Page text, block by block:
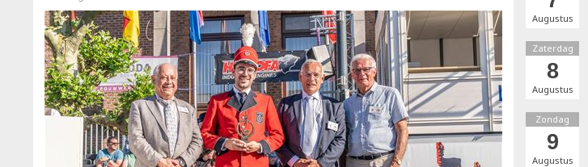
Augustus
Zaterdag
8
Augustus
Zondag
9
Augustus